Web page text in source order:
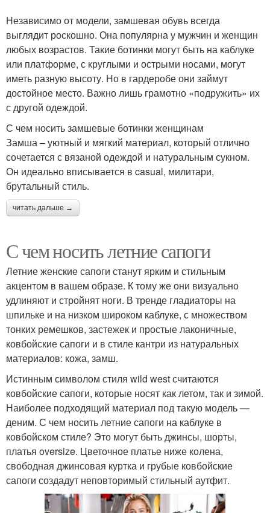
Независимо от модели, замшевая обувь всегда
выглядит роскошно. Она популярна у мужчин и женщин
любых возрастов. Такие ботинки могут быть на каблуке
или платформе, с круглыми и острыми носами, могут
иметь разную высоту. Но в гардеробе они займут
достойное место. Важно лишь грамотно «подружить» их
с другой одеждой.
С чем носить замшевые ботинки женщинам
Замша – уютный и мягкий материал, который отлично
сочетается с вязаной одеждой и натуральным сукном.
Он идеально вписывается в casual, милитари,
брутальный стиль.
читать дальше →
С чем носить летние сапоги
Летние женские сапоги станут ярким и стильным
акцентом в вашем образе. К тому же они визуально
удлиняют и стройнят ноги. В тренде гладиаторы на
шпильке и на низком широком каблуке, с множеством
тонких ремешков, застежек и простые лаконичные,
ковбойские сапоги и в стиле кантри из натуральных
материалов: кожа, замш.
Истинным символом стиля wild west считаются
ковбойские сапоги, которые носят как летом, так и зимой.
Наиболее подходящий материал под такую модель —
деним. С чем носить летние сапоги на каблуке в
ковбойском стиле? Это могут быть джинсы, шорты,
платья oversize. Цветочное платье ниже колена,
свободная джинсовая куртка и грубые ковбойские
сапоги создадут неповторимый стильный аутфит.